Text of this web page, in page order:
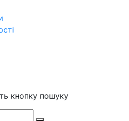
кнопку пошуку